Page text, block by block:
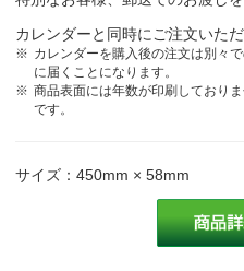
カレンダーと同時にご注文いた
カレンダーを購入後の注文は別々
に届くことになります。
商品表面には年数が印刷しており
です。
サイズ：450mm × 58mm